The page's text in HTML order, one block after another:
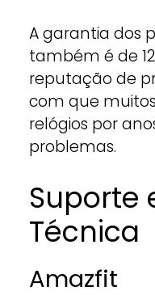
A garantia dos
também é de
reputação de
com que
relógios por
problemas.
Suporte
Técnica
Amazfit